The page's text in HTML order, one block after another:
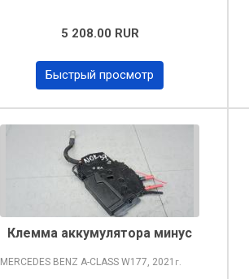
5 208.00 RUR
Быстрый просмотр
Клемма аккумулятора минус
MERCEDES BENZ A-CLASS W177, 2021 г.